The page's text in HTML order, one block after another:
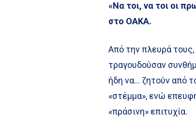
«Να τοι, να τοι οι
στο ΟΑΚΑ.
Από την πλευρά τους,
τραγουδούσαν
ήδη να… ζητούν από
«στέμμα», ενώ
«πράσινη» επιτυχία.